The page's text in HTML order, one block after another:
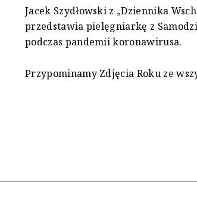
Jacek Szydłowski z „Dziennika
przedstawia pielęgniarkę z
podczas pandemii koronawirusa.
Przypominamy Zdjęcia Roku ze